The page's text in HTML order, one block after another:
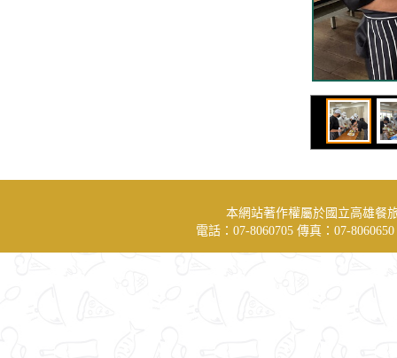
本網站著作權屬於國立高雄餐
電話：07-8060705 傳真：07-